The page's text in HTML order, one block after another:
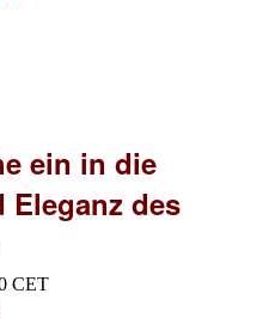
ein in die
Eleganz des
CET